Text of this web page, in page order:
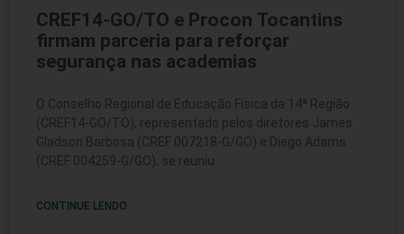
CREF14-GO/TO e Procon Tocantins
firmam parceria para reforçar
segurança nas academias
O Conselho Regional de Educação Física da 14ª Região
(CREF14-GO/TO), representado pelos diretores James
Gladson Barbosa (CREF 007218-G/GO) e Diego Adams
(CREF 004259-G/GO), se reuniu
CONTINUE LENDO